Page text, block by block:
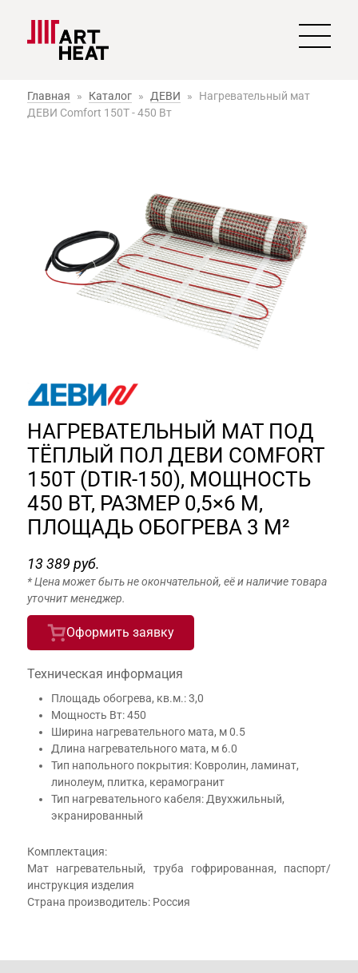
Главная » Каталог » ДЕВИ »
Нагревательный мат
ДЕВИ Comfort 150T - 450 Вт
НАГРЕВАТЕЛЬНЫЙ МАТ ПОД
ТЁПЛЫЙ ПОЛ ДЕВИ COMFORT
150T (DTIR-150), МОЩНОСТЬ
450 ВТ, РАЗМЕР 0,5×6 М,
ПЛОЩАДЬ ОБОГРЕВА 3 М²
13 389 руб.
* Цена может быть не окончательной, её и наличие товара
уточнит менеджер.
Оформить заявку
Техническая информация
Площадь обогрева, кв.м.: 3,0
Мощность Вт: 450
Ширина нагревательного мата, м 0.5
Длина нагревательного мата, м 6.0
Тип напольного покрытия: Ковролин, ламинат,
линолеум, плитка, керамогранит
Тип нагревательного кабеля: Двухжильный,
экранированный
Комплектация:
Мат нагревательный, труба гофрированная, паспорт/
инструкция изделия
Страна производитель: Россия